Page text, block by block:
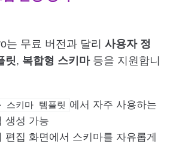
는 무료 버전과 달리 사용자 정
릿, 복합형 스키마등을 지원합니
키마 템플릿 에서 자주 사용하는
생성 가능
편집 화면에서 스키마를 자유롭게